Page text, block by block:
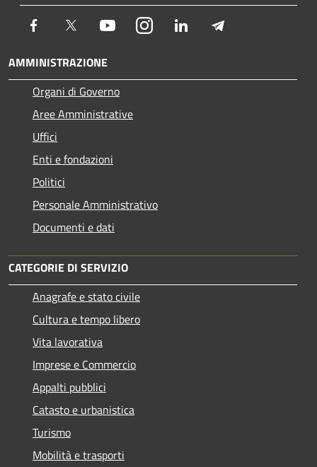
Facebook Twitter YoutubeInstagram LinkedIn
AMMINISTRAZIONE
Organi di Governo
Aree Amministrative
Uffici
Enti e fondazioni
Politici
Personale Amministrativo
Documenti e dati
CATEGORIE DI SERVIZIO
Anagrafe e stato civile
Cultura e tempo libero
Vita lavorativa
Imprese e Commercio
Appalti pubblici
Catasto e urbanistica
Turismo
Mobilità e trasporti